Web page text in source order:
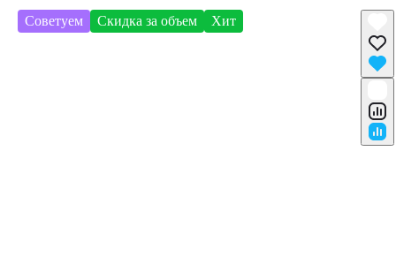
Советуем
Скидка за объем Хит